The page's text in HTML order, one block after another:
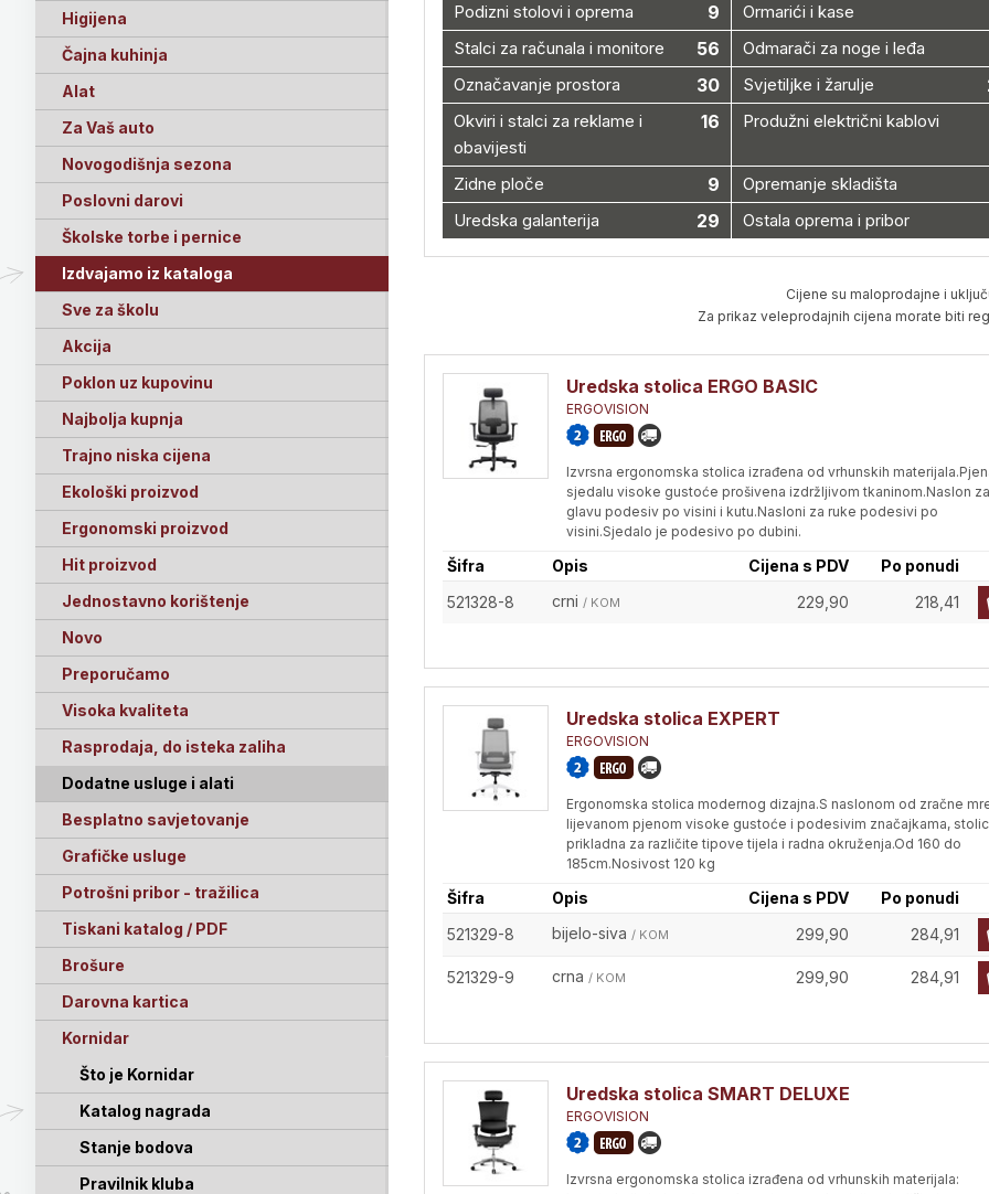
Higijena
Čajna kuhinja
Alat
Za Vaš auto
Novogodišnja sezona
Poslovni darovi
Školske torbe i pernice
Izdvajamo iz kataloga
Sve za školu
Akcija
Poklon uz kupovinu
Najbolja kupnja
Trajno niska cijena
Ekološki proizvod
Ergonomski proizvod
Hit proizvod
Jednostavno korištenje
Novo
Preporučamo
Visoka kvaliteta
Rasprodaja, do isteka zaliha
Dodatne usluge i alati
Besplatno savjetovanje
Grafičke usluge
Potrošni pribor - tražilica
Tiskani katalog / PDF
Brošure
Darovna kartica
Kornidar
Što je Kornidar
Katalog nagrada
Stanje bodova
Pravilnik kluba
Podizni stolovi i oprema 9 Ormarići i kase
Stalci za računala i monitore 56
Odmarači za noge i leđa
Označavanje prostora
30 Svjetiljke i žarulje
Okviri i stalci za reklame i
obavijesti
16 Produžni električni kablovi
Zidne ploče 9 Opremanje skladišta
Uredska galanterija 29 Ostala oprema i pribor
Cijene su maloprodajne i
Za prikaz veleprodajnih cijena morate biti
Uredska stolica ERGO BASIC
ERGOVISION
Izvrsna ergonomska stolica izrađena od vrhunskih
sjedalu visoke gustoće prošivena izdržljivom tkaninom.Naslon za
glavu podesiv po visini i kutu.Nasloni za ruke podesivi po
visini.Sjedalo je podesivo po dubini.
Šifra Opis Cijena s PDV
Po ponudi
521328-8
crni / KOM 229,90 218,41
Uredska stolica EXPERT
ERGOVISION
Ergonomska stolica modernog dizajna.S naslonom od zračne
lijevanom pjenom visoke gustoće i podesivim značajkama,
prikladna za različite tipove tijela i radna okruženja.Od 160 do
185cm.Nosivost 120 kg
Šifra Opis Cijena s PDV
Po ponudi
521329-8
bijelo-siva / KOM 299,90 284,91
521329-9 crna / KOM 299,90 284,91
Uredska stolica SMART DELUXE
ERGOVISION
Izvrsna ergonomska stolica izrađena od vrhunskih materijala: